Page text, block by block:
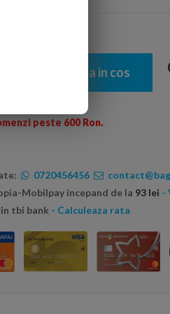
Adauga in cos
peste 600 Ron.
0720456456
Mobilpay incepand de la 93 lei -
tbi bank - Calculeaza rata